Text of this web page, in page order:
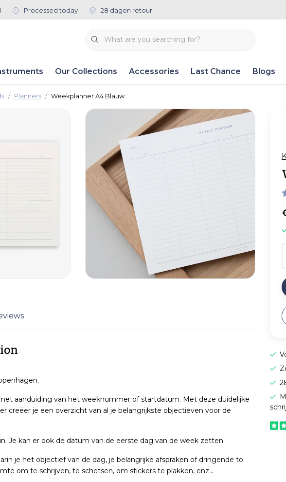
Processed today 28 dagen retour
Our Collections Accessories Last Chance Blogs
Planners Weekplanner A4 Blauw
aanduiding van het weeknummer of startdatum. Met deze duidelijke
creëer je een overzicht van al je belangrijkste objectieven voor de
Je kan er ook de datum van de eerste dag van de week zetten.
je het objectief van de dag, je belangrijke afspraken of dringende to
om te schrijven, te schetsen, om stickers te plakken, enz…